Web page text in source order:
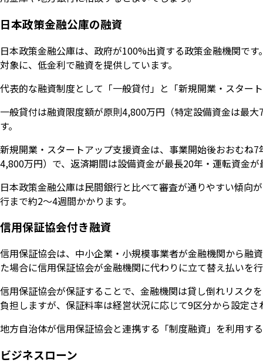
日本政策金融公庫の融資
日本政策金融公庫は、政府が100%出資する政策金融機関で
対象に、低金利で融資を提供しています。
代表的な融資制度として「一般貸付」と「新規開業・スター
一般貸付は融資限度額が原則4,800万円（特定設備資金は最
す。
新規開業・スタートアップ支援資金は、事業開始後おおむね
4,800万円）で、返済期間は設備資金が最長20年・運転資金が
日本政策金融公庫は民間銀行と比べて審査が通りやすい傾向
行まで約2〜4週間かかります。
信用保証協会付き融資
信用保証協会は、中小企業・小規模事業者が金融機関から融
た場合に信用保証協会が金融機関に代わりに立て替え払いを
信用保証協会が保証することで、金融機関は貸し倒れリスク
負担しますが、保証料率は経営状況に応じて9区分から設定
地方自治体が信用保証協会と連携する「制度融資」を利用す
ビジネスローン